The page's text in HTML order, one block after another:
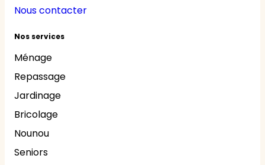
Nous contacter
Nos services
Ménage
Repassage
Jardinage
Bricolage
Nounou
Seniors